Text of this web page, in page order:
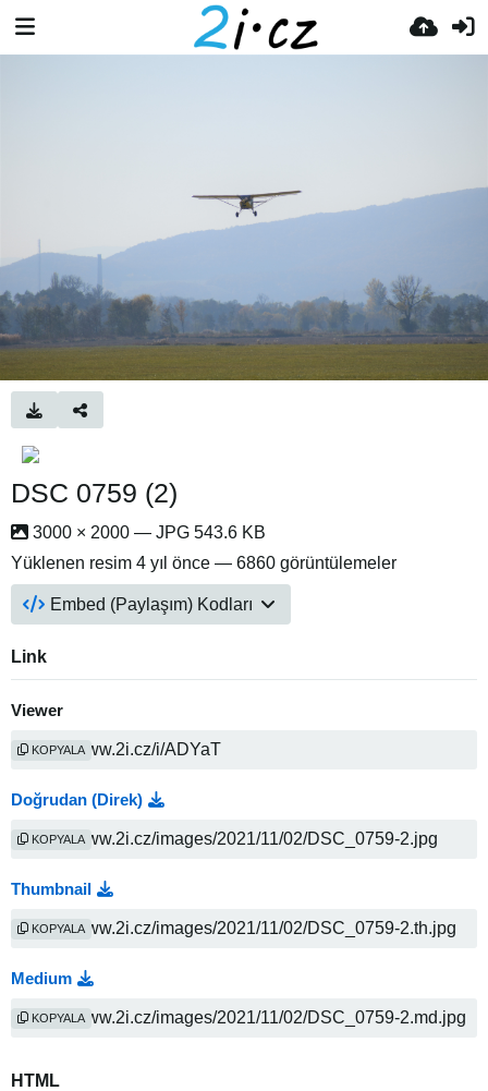
DSC 0759 (2)
3000 × 2000 — JPG 543.6 KB
Yüklenen resim 4 yıl önce — 6860 görüntülemeler
Embed (Paylaşım) Kodları
Link
Viewer
KOPYALA
Doğrudan (Direk)
KOPYALA
Thumbnail
KOPYALA
Medium
KOPYALA
HTML